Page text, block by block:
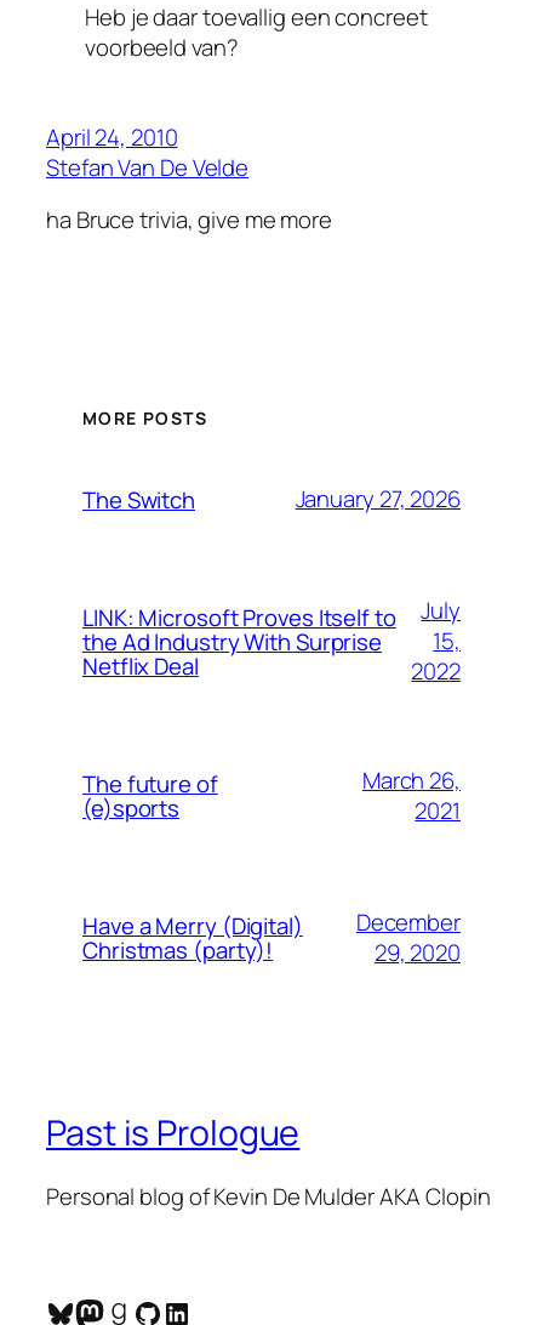
Heb je daar toevallig een concreet
voorbeeld van?
April 24, 2010
Stefan Van De Velde
ha Bruce trivia, give me more
MORE POSTS
The Switch January 27, 2026
LINK: Microsoft Proves Itself to
the Ad Industry With Surprise
Netflix Deal
July
15,
2022
The future of
(e)sports
March 26,
2021
Have a Merry (Digital)
Christmas (party)!
December
29, 2020
Past is Prologue
Personal blog of Kevin De Mulder AKA Clopin
Bluesky
Mastodon
Goodreads
GitHub
LinkedIn